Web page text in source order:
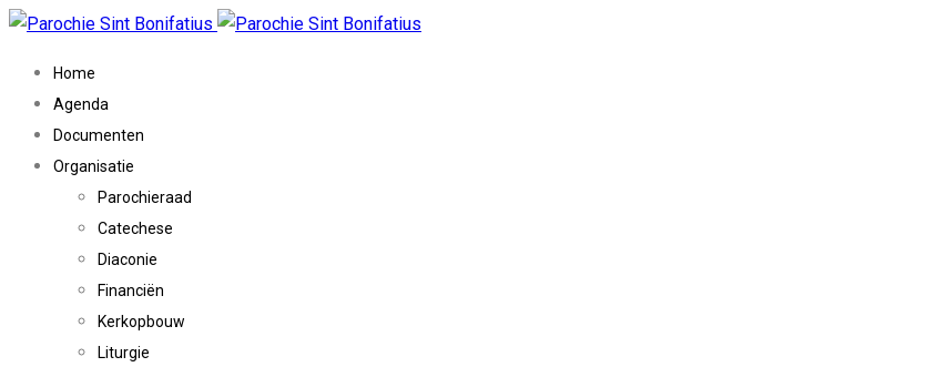
Home
Agenda
Documenten
Organisatie
Parochieraad
Catechese
Diaconie
Financiën
Kerkopbouw
Liturgie